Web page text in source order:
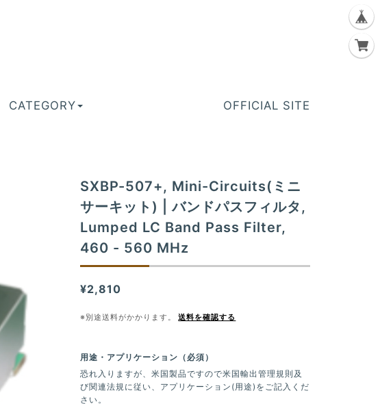
CATEGORY OFFICIAL SITE
SXBP-507+, Mini-Circuits(ミニ
サーキット) | バンドパスフィルタ,
Lumped LC Band Pass Filter,
460 - 560 MHz
¥2,810
※別途送料がかかります。 送料を確認する
用途・アプリケーション（必須）
恐れ入りますが、米国製品ですので米国輸出管理規則及
び関連法規に従い、アプリケーション(用途)をご記入くだ
さい。